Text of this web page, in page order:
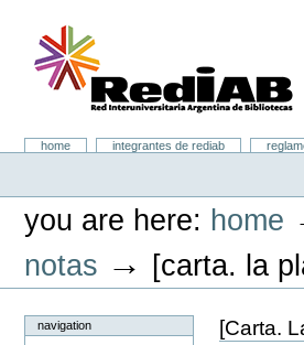
content.
Portal RedIAB
Sectionshome integrantes de rediab
you are here: home
notas → [carta. la
navigation [Carta.